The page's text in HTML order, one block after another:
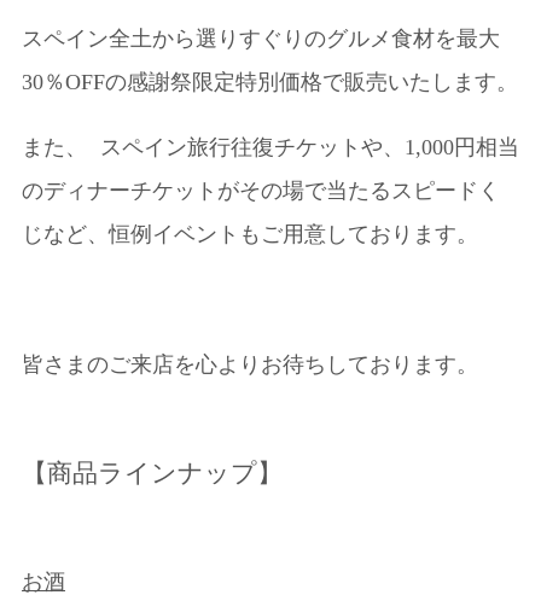
スペイン全土から選りすぐりのグルメ食材を最大
30％OFFの感謝祭限定特別価格で販売いたします。
また、 スペイン旅行往復チケットや、1,000円相当
のディナーチケットがその場で当たるスピードく
じなど、恒例イベントもご用意しております。
皆さまのご来店を心よりお待ちしております。
【商品ラインナップ】
お酒